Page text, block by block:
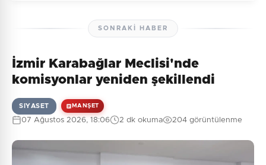
Henüz yorum yapılmamış. İlk yorumu siz yapın!
SONRAKI HABER
İzmir Karabağlar Meclisi'nde
komisyonlar yeniden şekillendi
SIYASET MANŞET
07 Ağustos 2026, 18:06 2 dk okuma 204 görüntülenme